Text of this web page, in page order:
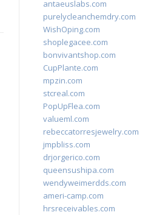
antaeuslabs.com
purelycleanchemdry.com
WishOping.com
shoplegacee.com
bonvivantshop.com
CupPlante.com
mpzin.com
stcreal.com
PopUpFlea.com
valueml.com
rebeccatorresjewelry.com
jmpbliss.com
drjorgerico.com
queensushipa.com
wendyweimerdds.com
ameri-camp.com
hrsreceivables.com